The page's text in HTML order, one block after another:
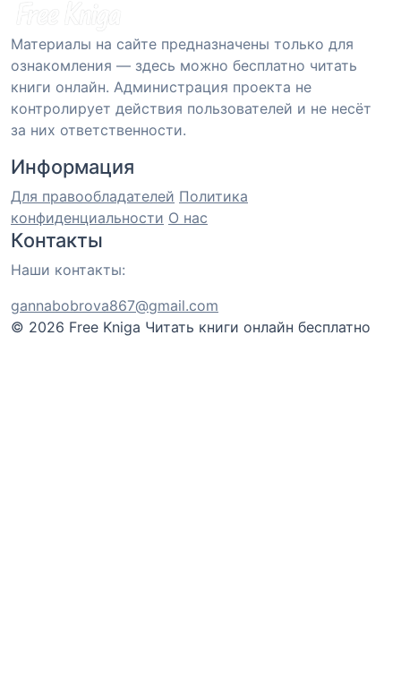
Материалы на сайте предназначены только для
ознакомления — здесь можно бесплатно читать
книги онлайн. Администрация проекта не
контролирует действия пользователей и не несёт
за них ответственности.
Информация
Для правообладателей Политика
конфиденциальности О нас
Контакты
Наши контакты:
gannabobrova867@gmail.com
© 2026 Free Kniga Читать книги онлайн бесплатно